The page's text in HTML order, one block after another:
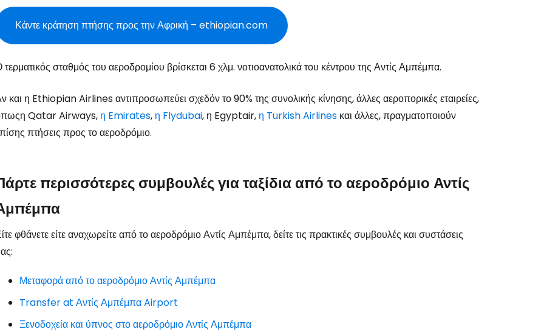
Κάντε κράτηση πτήσης προς την Αφρική – ethiopian.com
τερματικός σταθμός του αεροδρομίου βρίσκεται 6 χλμ. νοτιοανατολικά του κέντρου της Αντίς Αμπέμπα.
και η Ethiopian Airlines αντιπροσωπεύει σχεδόν το 90% της συνολικής κίνησης, άλλες αεροπορικές εταιρείες,
Qatar Airways, η Emirates, η Flydubai, η Egyptair, η Turkish Airlines και άλλες, πραγματοποιούν
πτήσεις προς το αεροδρόμιο.
περισσότερες συμβουλές για ταξίδια από το αεροδρόμιο Αντίς
φθάνετε είτε αναχωρείτε από το αεροδρόμιο Αντίς Αμπέμπα, δείτε τις πρακτικές συμβουλές και συστάσεις
Μεταφορά από το αεροδρόμιο Αντίς Αμπέμπα
Transfer at Αντίς Αμπέμπα Airport
Ξενοδοχεία και ύπνος στο αεροδρόμιο Αντίς Αμπέμπα
Συνδεθείτε στο Cestee
Συνεχίστε με την Google
Συνεχίστε με το Facebook